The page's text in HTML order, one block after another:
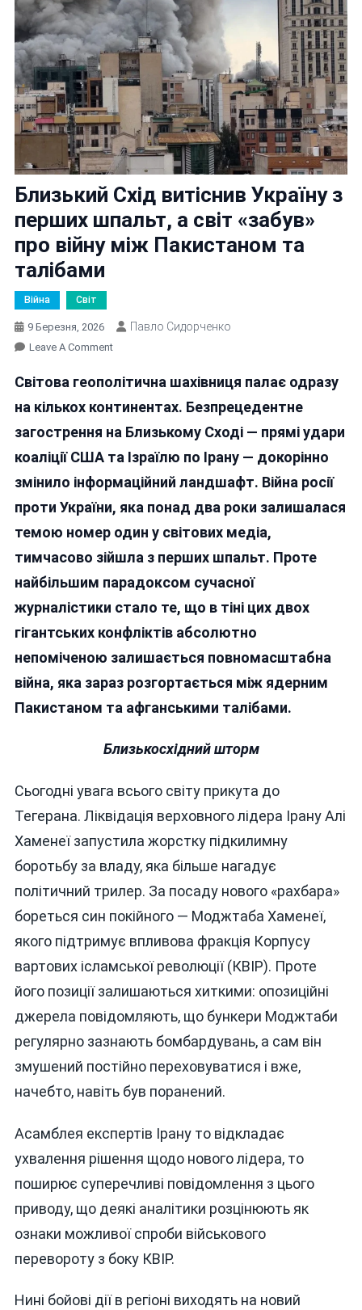
Близький Схід витіснив Україну з
перших шпальт, а світ «забув»
про війну між Пакистаном та
талібами
Війна Світ
9 Березня, 2026 Павло Сидорченко
Leave A CommentOn
Схід
Витіснив
З
Перших
Шпальт,
Світ
«забув»
Про
Між
Пакистаном
Талібами
Світова геополітична шахівниця палає одразу
на кількох континентах. Безпрецедентне
загострення на Близькому Сході — прямі удари
коаліції США та Ізраїлю по Ірану — докорінно
змінило інформаційний ландшафт. Війна росії
проти України, яка понад два роки залишалася
темою номер один у світових медіа,
тимчасово зійшла з перших шпальт. Проте
найбільшим парадоксом сучасної
журналістики стало те, що в тіні цих двох
гігантських конфліктів абсолютно
непоміченою залишається повномасштабна
війна, яка зараз розгортається між ядерним
Пакистаном та афганськими талібами.
Близькосхідний шторм
Сьогодні увага всього світу прикута до
Тегерана. Ліквідація верховного лідера Ірану Алі
Хаменеї запустила жорстку підкилимну
боротьбу за владу, яка більше нагадує
політичний трилер. За посаду нового «рахбара»
бореться син покійного — Моджтаба Хаменеї,
якого підтримує впливова фракція Корпусу
вартових ісламської революції (КВІР). Проте
його позиції залишаються хиткими: опозиційні
джерела повідомляють, що бункери Моджтаби
регулярно зазнають бомбардувань, а сам він
змушений постійно переховуватися і вже,
начебто, навіть був поранений.
Асамблея експертів Ірану то відкладає
ухвалення рішення щодо нового лідера, то
поширює суперечливі повідомлення з цього
приводу, що деякі аналітики розцінюють як
ознаки можливої спроби військового
перевороту з боку КВІР.
Нині бойові дії в регіоні виходять на новий